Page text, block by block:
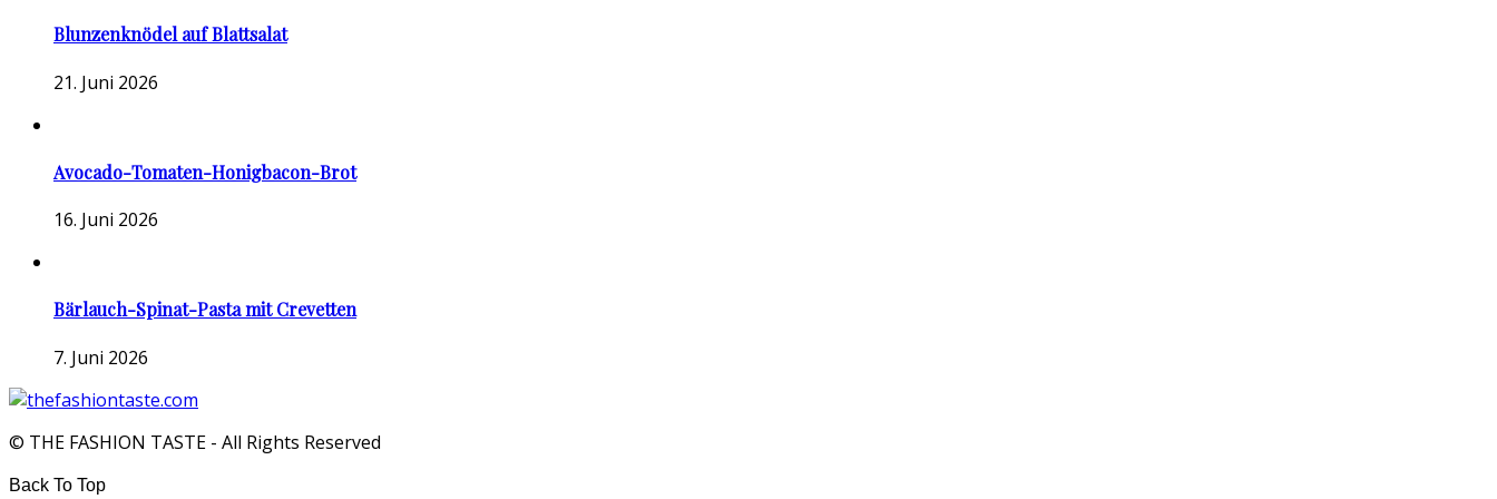
Blunzenknödel auf Blattsalat
21. Juni 2026
Avocado-Tomaten-Honigbacon-Brot
16. Juni 2026
Bärlauch-Spinat-Pasta mit Crevetten
7. Juni 2026
© THE FASHION TASTE - All Rights Reserved
Back To Top